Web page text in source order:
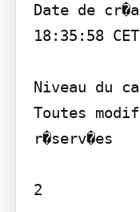
Date de
18:35:58 CET
Niveau du
Toutes
r�serv�es
2